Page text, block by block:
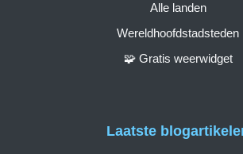
Alle landen
Wereldhoofdstadsteden
🧩 Gratis weerwidget
Laatste